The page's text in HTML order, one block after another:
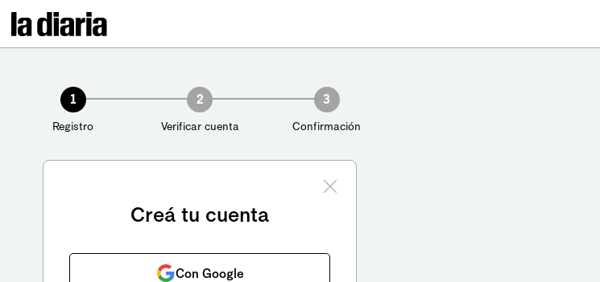
1
Registro
2
Verificar cuenta
3
Confirmación
Creá tu cuenta
Con Google